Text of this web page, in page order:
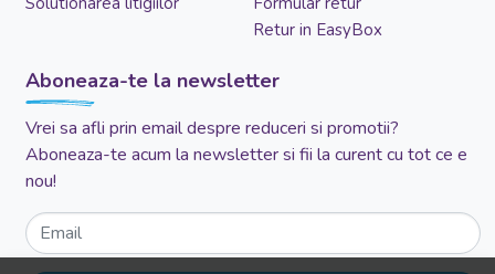
Retur in EasyBox
Aboneaza-te la newsletter
Vrei sa afli prin email despre reduceri si promotii?
Aboneaza-te acum la newsletter si fii la curent cu tot ce e
nou!
Email